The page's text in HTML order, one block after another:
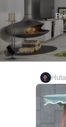
Jual